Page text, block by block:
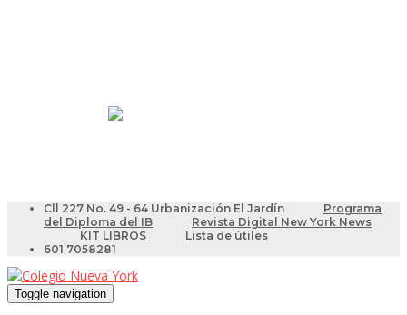
Cll 227 No. 49 - 64 Urbanización El Jardín
Programa
del Diploma del IB
Revista Digital New York News
KIT LIBROS
Lista de útiles
601 7058281
Toggle navigation